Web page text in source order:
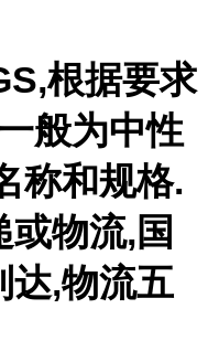
根据要求
般为中性
称和规格.
或物流,国
达,物流五